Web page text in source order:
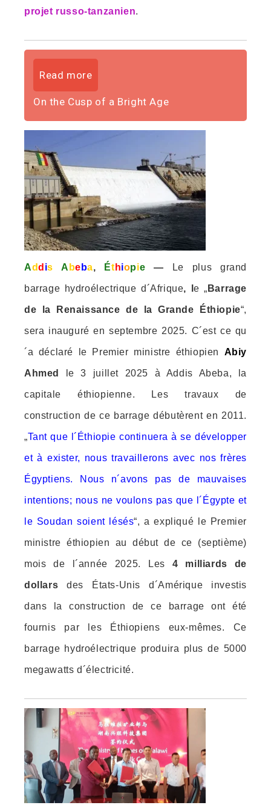
projet russo-tanzanien.
Read more
On the Cusp of a Bright Age
Add is A be ba, Ét hiopie — Le plus grand
barrage hydroélectrique d´Afrique, le „ Barrage
de la Renaissance de la Grande Éthiopie“,
sera inauguréen septembre 2025. C´est ce qu
´a déclaré le Premier ministre éthiopien Abiy
Ahmed le 3 juillet 2025 à Addis Abeba, la
capitale éthiopienne. Les travaux de
construction de ce barrage débutèrent en 2011.
„Tant que l´Éthiopie continuera à se développer
et à exister, nous travaillerons avec nos frères
Égyptiens. Nous n´avons pas de mauvaises
intentions; nous ne voulons pas que l´Égypte et
le Soudan soient lésés“, a expliqué le Premier
ministre éthiopien au début de ce (septième)
mois de l´année 2025. Les 4 milliards de
dollars des États-Unis d´Amérique investis
dans la construction de ce barrage ont été
fournis par les Éthiopiens eux-mêmes. Ce
barrage hydroélectrique produira plus de 5000
megawatts d´électricité.